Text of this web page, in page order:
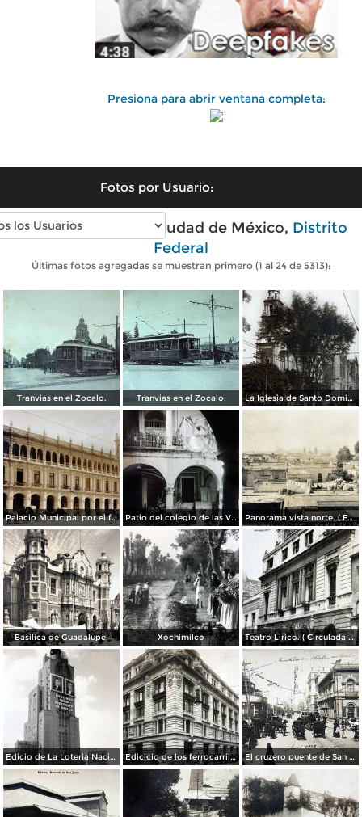
Presiona para abrir ventana completa:
Fotos por Usuario:
Fotos antiguas de Ciudad de México, Distrito
Federal
Últimas fotos agregadas se muestran primero (1 al 24 de 5313):
Tranvias en el Zocalo. Tranvias en el Zocalo. La Iglesia de Santo Domingo.
Palacio Municipal por el fotografo Hugo Brehme.. Patio del colegio de las Vizcainas por el fotografo Hugo Brehme. Panorama vista norte. ( Fechada el 20 de Junio de 1905 ).
Basilica de Guadalupe. Xochimilco Teatro Lirico. ( Circulada el 1 de Agosto de 1926 ).
Edicio de La Loteria Nacional Ciudad de México Abril de 1964 Edicicio de los ferrocarriles. El cruzero puente de San Francisco y Guardiola por el fotografo Felix Miret.